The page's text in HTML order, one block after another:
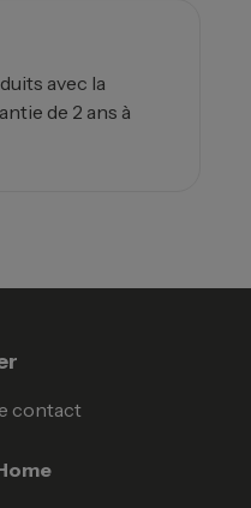
avec la
de 2 ans à
contact